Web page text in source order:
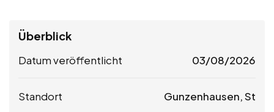
Überblick
Datum veröffentlicht 03/08/2026
Standort Gunzenhausen, St